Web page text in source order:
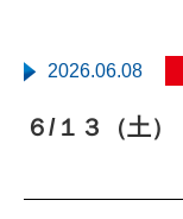
2026.06.08
６/１３（土